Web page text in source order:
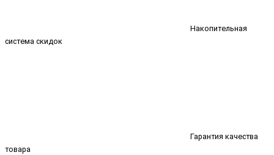
Накопительная
система скидок
Гарантия качества
товара